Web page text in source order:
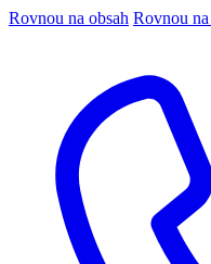
Rovnou na obsah Rovnou na